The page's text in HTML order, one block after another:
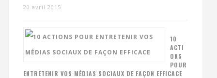
20 avril 2015
10
ACTI
ONS
POUR
ENTRETENIR VOS MÉDIAS SOCIAUX DE FAÇON EFFICACE